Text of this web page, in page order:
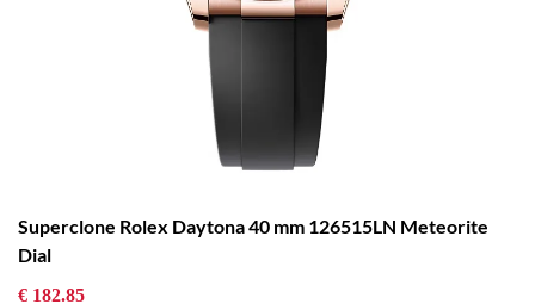
Superclone Rolex Daytona 40 mm 126515LN Meteorite
Dial
€ 182.85